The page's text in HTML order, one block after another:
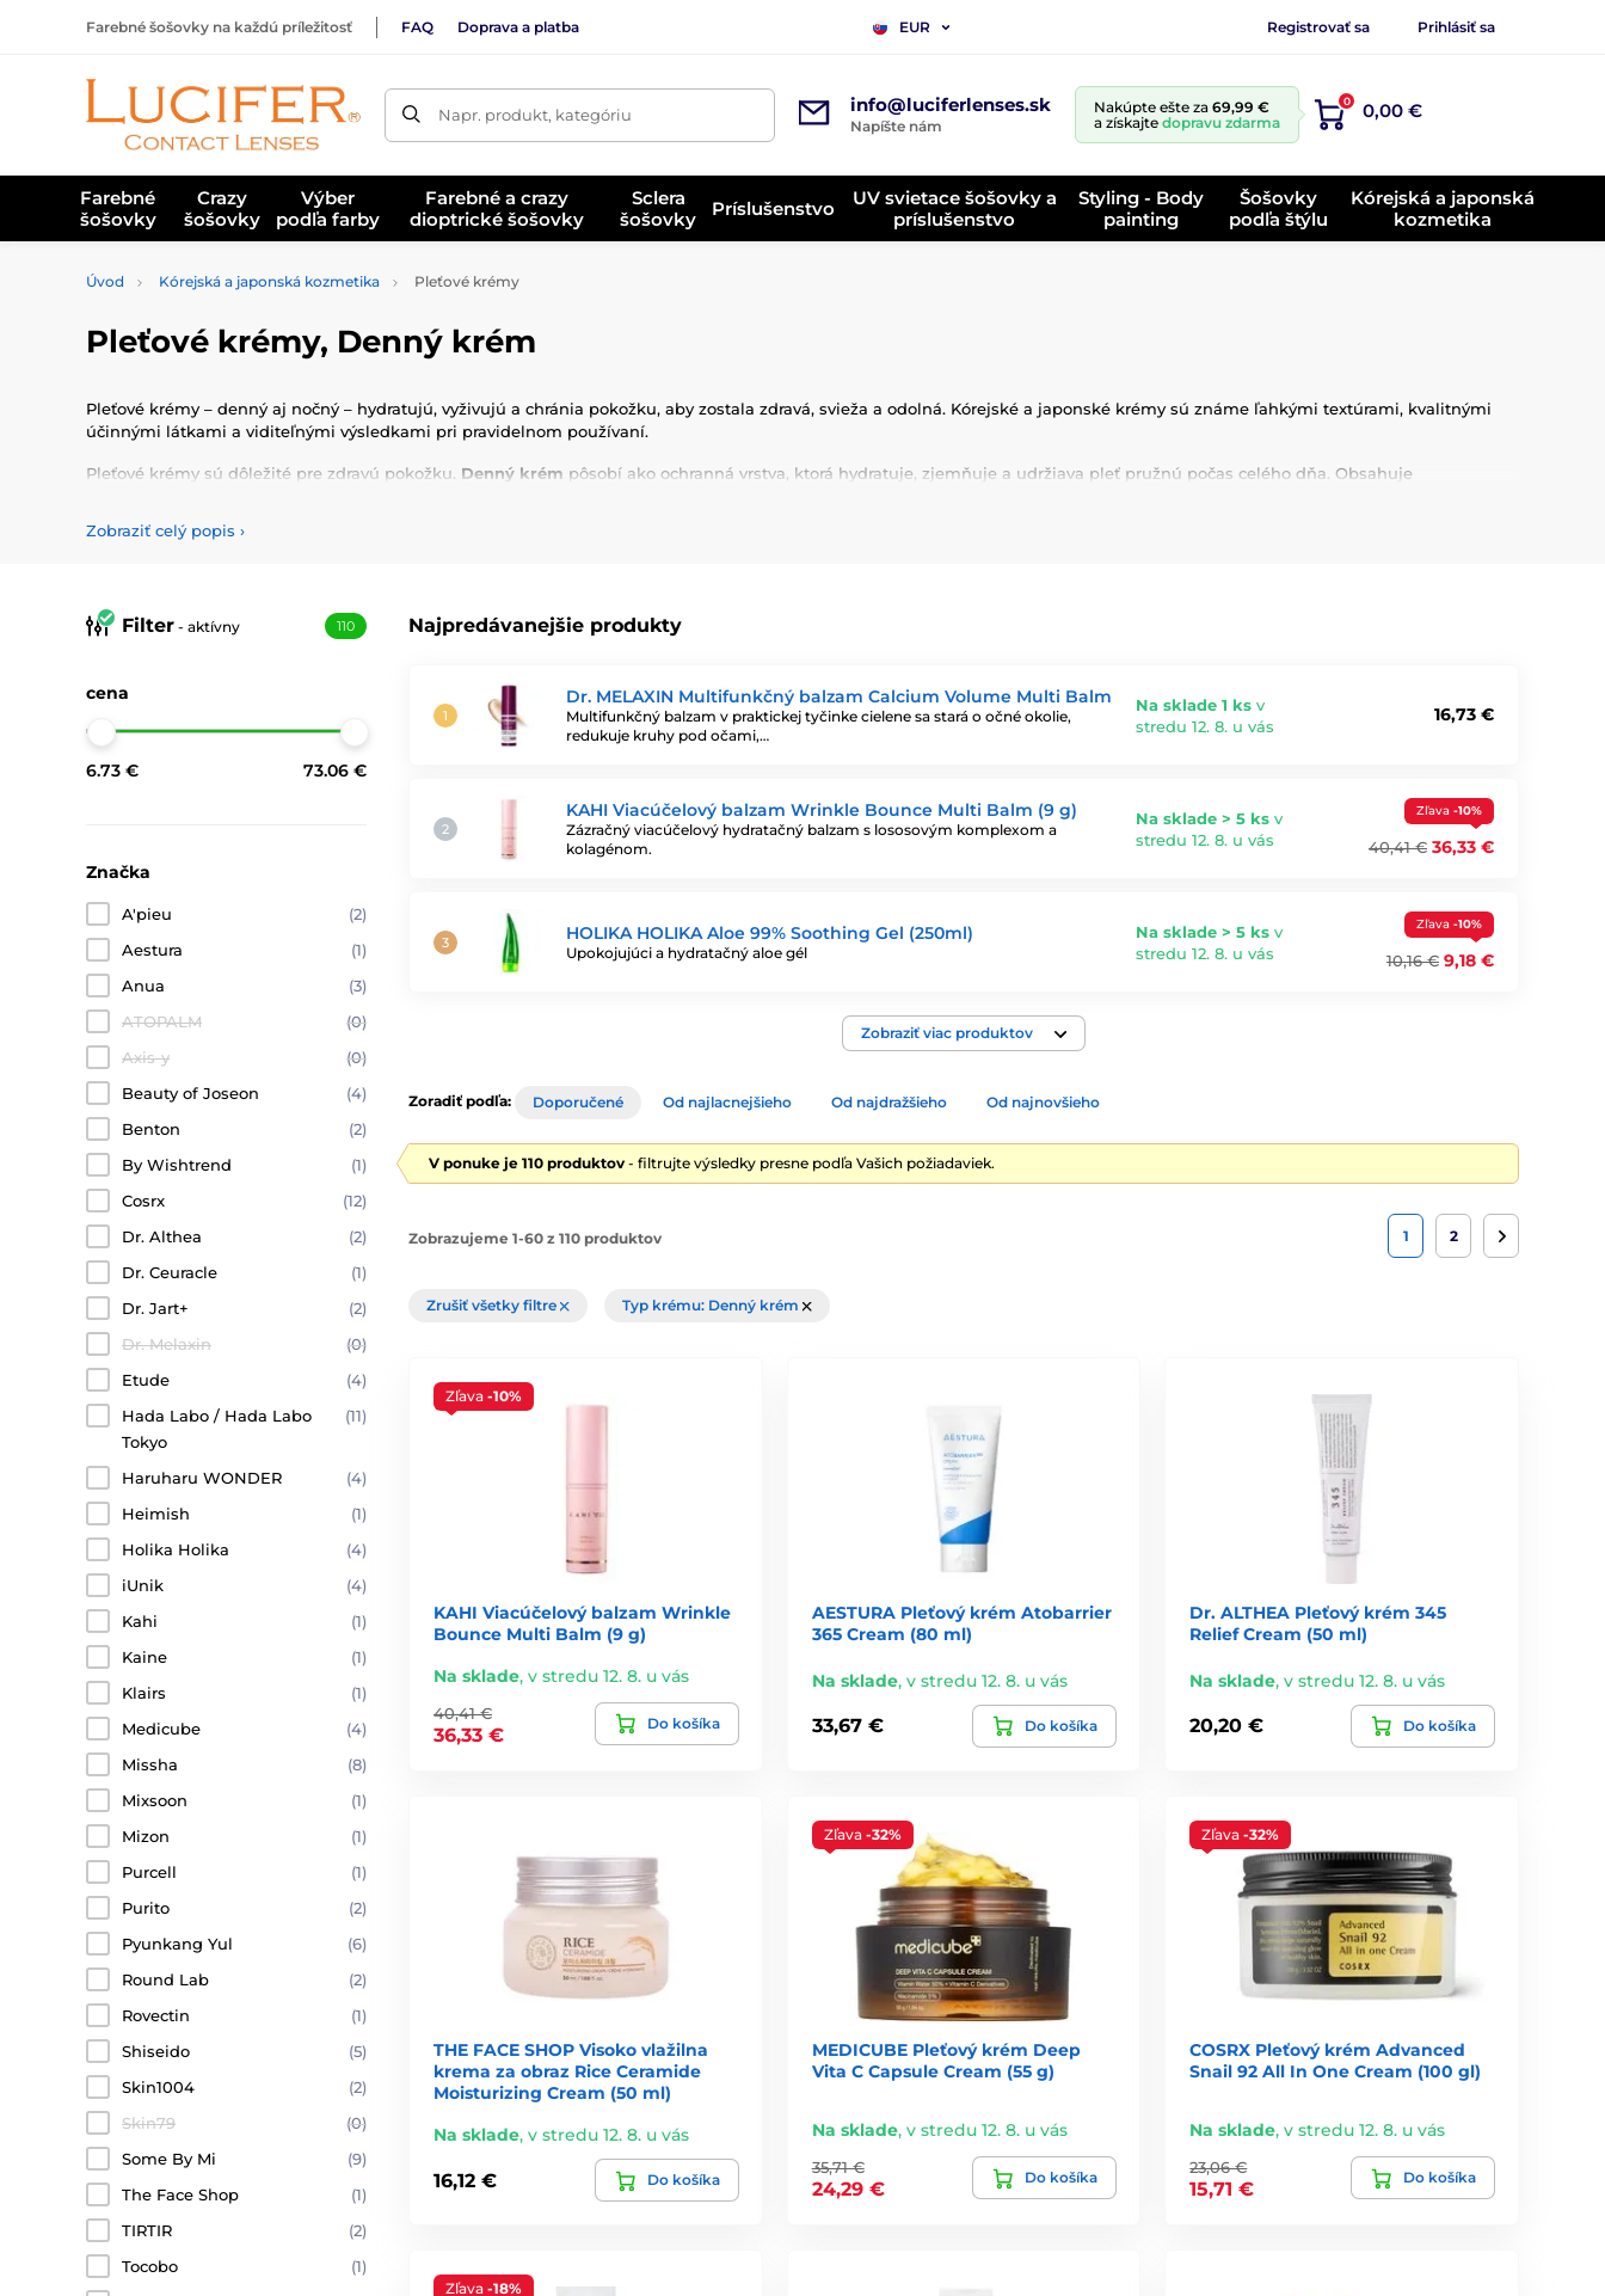
Farebné šošovky na každú príležitosť FAQ Doprava a platba EUR Registrovať sa Prihlásiť sa
Napr. produkt, kategóriu info@luciferlenses.sk
Napíšte nám
Nakúpte ešte za 69,99 €
a získajte dopravu zdarma
0 0,00 €
Farebné
šošovky
Crazy
šošovky
Výber
podľa farby
Farebné a crazy
dioptrické šošovky
Sclera
šošovky
Príslušenstvo
UV svietace šošovky a
príslušenstvo
Styling - Body
painting
Šošovky
podľa štýlu
Kórejská a japonská
kozmetika
Úvod Kórejská a japonská kozmetika Pleťové krémy
Pleťové krémy, Denný krém
Pleťové krémy – denný aj nočný – hydratujú, vyživujú a chránia pokožku, aby zostala zdravá, svieža a odolná. Kórejské a japonské krémy sú známe ľahkými textúrami, kvalitnými
účinnými látkami a viditeľnými výsledkami pri pravidelnom používaní.
Pleťové krémy sú dôležité pre zdravú pokožku. Denný krém pôsobí ako ochranná vrstva, ktorá hydratuje, zjemňuje a udržiava pleť pružnú počas celého dňa. Obsahuje
jemných vráskach či unavenej pleti.
dobre hydratovaná pleť funguje lepšie, vyzerá zdravšie a pomalšie starne. Krém dodáva hydratáciu, ochranu a živiny – presne to, čo pleť potrebuje, ale
sama si nedokáže zabezpečiť v dostatočnej miere.
Zobraziť celý popis ›
Najpredávanejšie produkty
Dr. MELAXIN Multifunkčný balzam Calcium Volume Multi Balm
Multifunkčný balzam v praktickej tyčinke cielene sa stará o očné okolie,
redukuje kruhy pod očami,…
Na sklade 1 ks v
stredu 12. 8. u vás
16,73 €
KAHI Viacúčelový balzam Wrinkle Bounce Multi Balm (9 g)
Zázračný viacúčelový hydratačný balzam s lososovým komplexom a
kolagénom.
Na sklade > 5 ks v
stredu 12. 8. u vás
Zľava -10%
40,41 € 36,33 €
HOLIKA HOLIKA Aloe 99% Soothing Gel (250ml)
Upokojujúci a hydratačný aloe gél
Na sklade > 5 ks v
stredu 12. 8. u vás
Zľava -10%
10,16 € 9,18 €
Zobraziť viac produktov
Filter - aktívny 110
cena
6.73 € 73.06 €
Značka
A'pieu
(2)
Aestura
(1)
Anua
(3)
ATOPALM
(0)
Axis-y
(0)
Beauty of Joseon
(4)
Benton
(2)
By Wishtrend
(1)
Cosrx
(12)
Dr. Althea
(2)
Dr. Ceuracle
(1)
Dr. Jart+
(2)
Dr. Melaxin
(0)
Etude
(4)
Hada Labo / Hada Labo
Tokyo
(11)
Haruharu WONDER
(4)
Heimish
(1)
Holika Holika
(4)
iUnik
(4)
Kahi
(1)
Kaine
(1)
Klairs
(1)
Medicube
(4)
Missha
(8)
Mixsoon
(1)
Mizon
(1)
Purcell
(1)
Purito
(2)
Pyunkang Yul
(6)
Round Lab
(2)
Rovectin
(1)
Shiseido
(5)
Skin1004
(2)
Skin79
(0)
Some By Mi
(9)
The Face Shop
(1)
TIRTIR
(2)
Tocobo
(1)
Zoradiť podľa: Doporučené Od najlacnejšieho Od najdražšieho Od najnovšieho
V ponuke je 110 produktov - filtrujte výsledky presne podľa Vašich požiadaviek.
Zobrazujeme 1-60 z 110 produktov 1 2
Zrušiť všetky filtre Typ krému: Denný krém
Zľava -10%
KAHI Viacúčelový balzam Wrinkle
Bounce Multi Balm (9 g)
Na sklade, v stredu 12. 8. u vás
40,41 €
36,33 €
Do košíka
AESTURA Pleťový krém Atobarrier
365 Cream (80 ml)
Na sklade, v stredu 12. 8. u vás
33,67 € Do košíka
Dr. ALTHEA Pleťový krém 345
Relief Cream (50 ml)
Na sklade,v stredu 12. 8. u vás
20,20 € Do košíka
THE FACE SHOP Visoko vlažilna
krema za obraz Rice Ceramide
Moisturizing Cream (50 ml)
Na sklade, v stredu 12. 8. u vás
16,12 € Do košíka
Zľava -32%
MEDICUBE Pleťový krém Deep
Vita C Capsule Cream (55 g)
Na sklade, v stredu 12. 8. u vás
35,71 €
24,29 €
Do košíka
Zľava-32%
COSRX Pleťový krém Advanced
Snail 92 All In One Cream (100 gl)
Na sklade,v stredu 12. 8. u vás
23,06 €
15,71 €
Do košíka
Zľava -18%